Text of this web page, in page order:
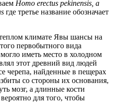
Homo erectus pekinensis, а
где третье название обозначает
климате Явы шансы на
первобытного вида
иметь место в холодном
этот древний вид людей
черепа, найденные в пещерах
со стороны их основания,
мозг, а длинные кости
для того, чтобы